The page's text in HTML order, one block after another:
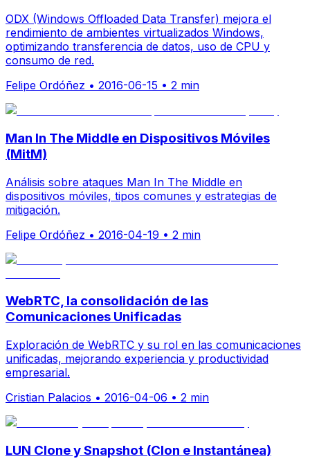
ODX (Windows Offloaded Data Transfer) mejora el
rendimiento de ambientes virtualizados Windows,
optimizando transferencia de datos, uso de CPU y
consumo de red.
Felipe Ordóñez • 2016-06-15 • 2 min
Man In The Middle en Dispositivos Móviles
(MitM)
Análisis sobre ataques Man In The Middle en
dispositivos móviles, tipos comunes y estrategias de
mitigación.
Felipe Ordóñez • 2016-04-19 • 2 min
WebRTC, la consolidación de las
Comunicaciones Unificadas
Exploración de WebRTC y su rol en las comunicaciones
unificadas, mejorando experiencia y productividad
empresarial.
Cristian Palacios • 2016-04-06 • 2 min
LUN Clone y Snapshot (Clon e Instantánea)